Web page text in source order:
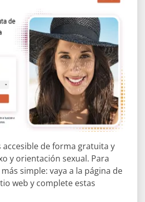
accesible de forma gratuita y
y orientación sexual. Para
simple: vaya a la página de
web y complete estas